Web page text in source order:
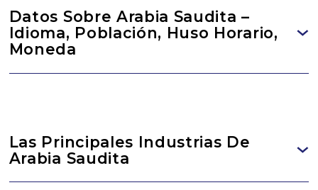
Datos Sobre Arabia Saudita –
Idioma, Población, Huso Horario,
Moneda
Las Principales Industrias De
Arabia Saudita